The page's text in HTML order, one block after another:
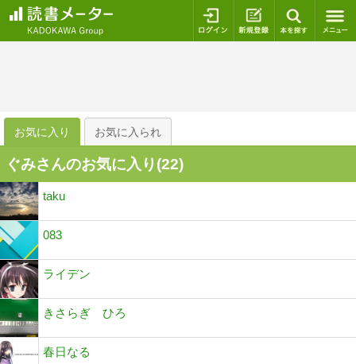
ログイン 新規登録
お気に入り お気に入られ
ぐみさんのお気に入り(22)
taku
083
ライデン
きさらぎ ひろ
春日なる